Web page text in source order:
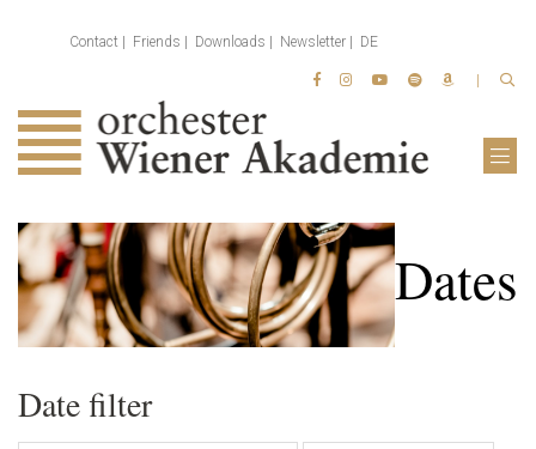
Contact Friends Downloads Newsletter DE
Dates
Date filter